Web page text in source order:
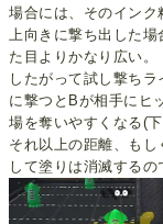
場合には、そのインク
上向きに撃ち出した
た目よりかなり広い。
したがって試し撃ち
に撃つとBが相手にヒ
場を奪いやすくなる(下
それ以上の距離、も
して塗りは消滅するの